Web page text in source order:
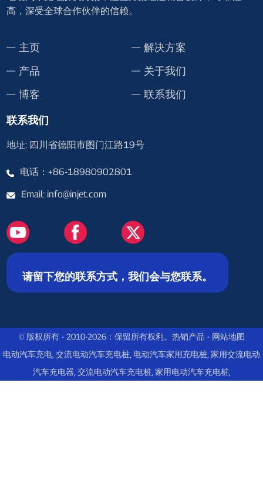
高，深受全球合作伙伴的信赖。
主页
解决方案
产品
关于我们
博客
联系我们
联系我们
地址: 四川省德阳市图门江路19号
电话：+86-18980902801
Email: info@injet.com
请留下您的联系方式，我们会与您联系。
© 版权所有 - 2010-2026：保留所有权利。 热销产品 - 网站地图
电动汽车充电, 交流电动汽车充电桩, 电动汽车家用充电桩, 家用交流电动
汽车充电器, 交流电动汽车充电桩, 家用电动汽车充电桩,